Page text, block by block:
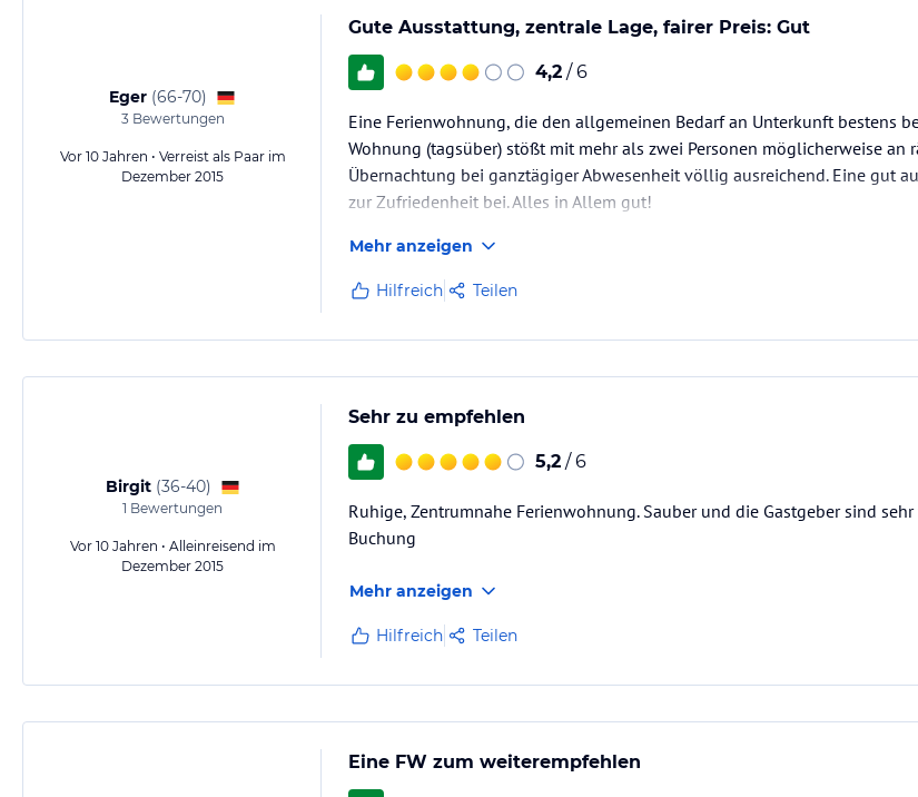
hygienischer
- Sitzsofa im Wohnzimmer hat auch die besten Zeiten…
Eger (66-70)
3Bewertungen
Vor 10 Jahren • Verreist als Paar im
Dezember 2015
Gute Ausstattung, zentrale Lage, fairer Preis: Gut
4,2 / 6
Eine Ferienwohnung, die den allgemeinen Bedarf an Unterkunft bestens
Wohnung (tagsüber) stößt mit mehr als zwei Personen möglicherweise an
Übernachtung bei ganztägiger Abwesenheit völlig ausreichend. Eine gut
zur Zufriedenheit bei. Alles in Allem gut!
Mehr anzeigen
Hilfreich Teilen
Birgit (36-40)
1 Bewertungen
Vor 10 Jahren • Alleinreisend im
Dezember 2015
Sehr zu empfehlen
5,2 / 6
Ruhige, Zentrumnahe Ferienwohnung. Sauber und die Gastgeber sind
Buchung
Mehr anzeigen
Hilfreich Teilen
Eine FW zum weiterempfehlen